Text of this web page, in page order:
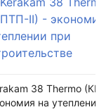
38 Thermo
на утеплении